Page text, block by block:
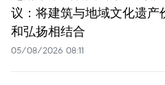
议：将建筑与地域文化遗产
和弘扬相结合
05/08/2026 08:11